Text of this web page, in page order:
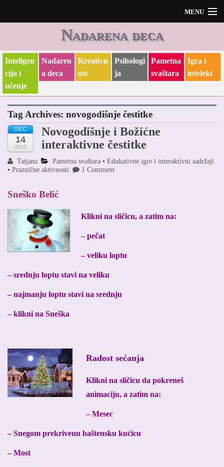
MENU
O meni i O blogu
Nadarena deca
Inteligen
cija i
učenje
Nadaren
a deca
Kreativn
ost
Psihologi
ja
Pametna
svaštara
Igra i
intelekt
Tag Archives: novogodišnje čestitke
DEC
14
2013
Novogodišnje i Božićne
interaktivne čestitke
Tatjana Pametna svaštara •Edukativne igre i interaktivni sadržaji
• Praznične aktivnosti 1 Comment
Sneško Belić
Klikni na sličicu, a zatim na:
– pečat
– veliku loptu
– srednju loptu stavi na veliku
– najmanju loptu stavi na srednju
– klikni na Sneška
Radost sećanja
Klikni na sličicu da pokreneš
animaciju, a zatim na:
– Mesec
– Snegom prekrivenu baštensku kućicu
– Most